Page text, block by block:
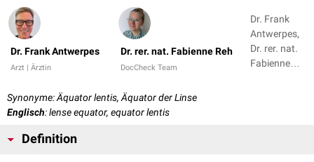
Dr. Frank Antwerpes
Arzt | Ärztin
Dr. rer. nat. Fabienne Reh
DocCheck Team
Dr. Frank
Antwerpes,
Dr. rer. nat.
Fabienne
Synonyme: Äquator lentis, Äquator der Linse
Englisch: lense equator, equator lentis
Definition